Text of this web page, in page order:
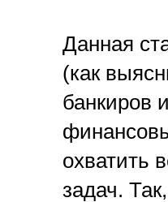
Данная
(как
банкиров
охватить
задач.